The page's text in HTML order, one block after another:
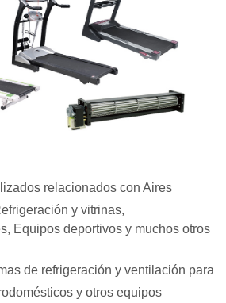
relacionados con Aires
y vitrinas,
Equipos deportivos y muchos otros
de refrigeración y ventilación para
y otros equipos